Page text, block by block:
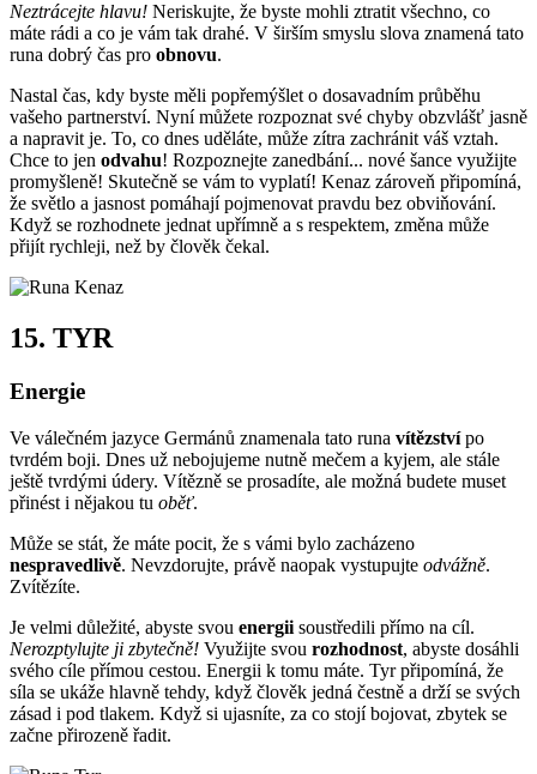
Neztrácejte hlavu! Neriskujte, že byste mohli ztratit všechno, co
máte rádi a co je vám tak drahé. V širším smyslu slova znamená tato
runa dobrý čas pro obnovu.
Nastal čas, kdy byste měli popřemýšlet o dosavadním průběhu
vašeho partnerství. Nyní můžete rozpoznat své chyby obzvlášť jasně
a napravit je. To, co dnes uděláte, může zítra zachránit váš vztah.
Chce to jen odvahu! Rozpoznejte zanedbání... nové šance využijte
promyšleně! Skutečně se vám to vyplatí! Kenaz zároveň připomíná,
že světlo a jasnost pomáhají pojmenovat pravdu bez obviňování.
Když se rozhodnete jednat upřímně a s respektem, změna může
přijít rychleji, než by člověk čekal.
15. TYR
Energie
Ve válečném jazyce Germánů znamenala tato runa vítězstvípo
tvrdém boji. Dnes už nebojujeme nutně mečem a kyjem, ale stále
ještě tvrdými údery. Vítězně se prosadíte, ale možná budete muset
přinést i nějakou tu oběť.
Může se stát, že máte pocit, že s vámi bylo zacházeno
nespravedlivě. Nevzdorujte, právě naopak vystupujte odvážně.
Zvítězíte.
Je velmi důležité, abyste svou energii soustředili přímo na cíl.
Nerozptylujte ji zbytečně! Využijte svou rozhodnost, abyste dosáhli
svého cíle přímou cestou. Energii k tomu máte. Tyr připomíná, že
síla se ukáže hlavně tehdy, když člověk jedná čestně a drží se svých
zásad i pod tlakem. Když si ujasníte, za co stojí bojovat, zbytek se
začne přirozeně řadit.